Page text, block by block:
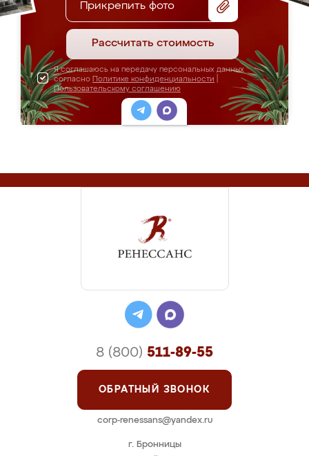
Прикрепить фото
Рассчитать стоимость
Я соглашаюсь на передачу персональных данных
согласно Политике конфиденциальности
Пользовательскому соглашению
г. Бронницы
8 (800) 511-89-55
ОБРАТНЫЙ ЗВОНОК
corp-renessans@yandex.ru